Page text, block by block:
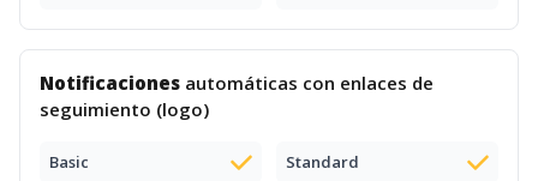
Notificaciones automáticas con enlaces de
seguimiento (logo)
Basic Standard